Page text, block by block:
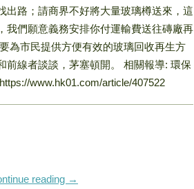
出路；請商界不好將大量玻璃樽送來，這
我們願意義務安排你付運輸費送往磚廠再
為市民提供方便有效的玻璃回收再生方
前線者談談，茅塞頓開。 相關報導: 環保
www.hk01.com/article/407522
reading →